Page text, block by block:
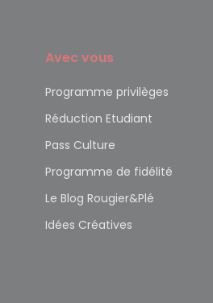
Avec vous
Programme privilèges
Réduction Etudiant
Pass Culture
Programme de fidélité
Le Blog Rougier&Plé
Idées Créatives